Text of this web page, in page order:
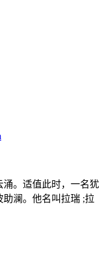
涌。适值此时，一名犹
澜。他名叫拉瑞 ;拉